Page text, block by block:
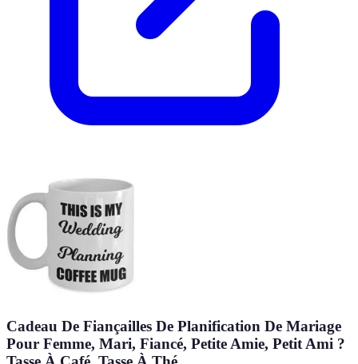
Cadeau De Fiançailles De Planification De Mariage
Pour Femme, Mari, Fiancé, Petite Amie, Petit Ami ?